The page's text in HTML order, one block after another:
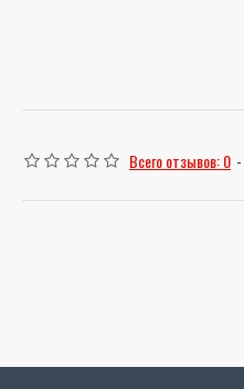
Всего отзывов: 0 -